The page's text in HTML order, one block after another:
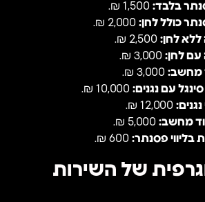
בלבד:
כולל לחן:
לחן:
לחן:
מחשב:
עם נגנים:
מחשב:
פסנתר:
של השירות